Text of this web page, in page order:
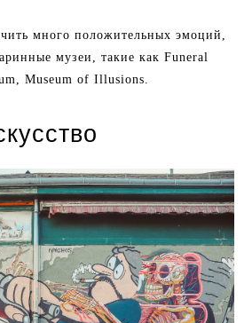
много положительных эмоций,
музеи, такие как Funeral
Museum of Illusions.